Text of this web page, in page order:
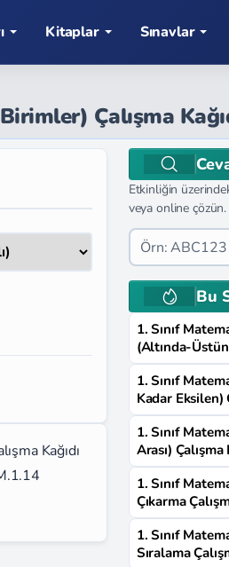
Kitaplar Sınavlar
Çalışma
Kağıdı
Etkinliğin
veya online çözün.
Bu
1. Sınıf
(Altında-
1. Sınıf
Kadar Eksilen)
1. Sınıf
Arası) Çalışma
1. Sınıf
Çıkarma
1. Sınıf
Sıralama